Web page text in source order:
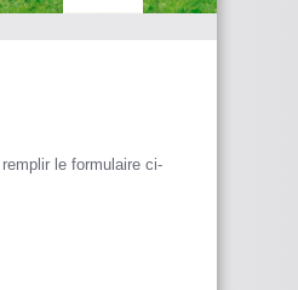
le formulaire ci-